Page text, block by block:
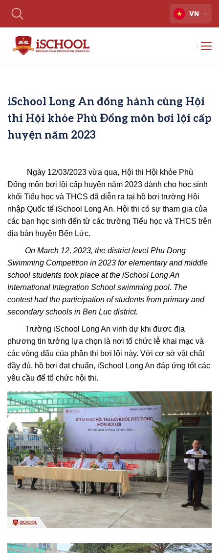
VN
iSchool Long An đồng hành cùng Hội
thi Hội khỏe Phù Đổng môn bơi lội cấp
huyện năm 2023
Ngày 12/03/2023 vừa qua, Hội thi Hội khỏe Phù
Đổng môn bơi lội cấp huyện năm 2023 dành cho học sinh
khối Tiểu học và THCS đã diễn ra tại hồ bơi trường Hội
nhập Quốc tế iSchool Long An. Hội thi có sự tham gia của
các bạn học sinh đến từ các trường Tiểu học và THCS trên
địa bàn huyện Bến Lức.
On March 12, 2023, the district level Phu Dong
Swimming Competition in 2023 for elementary and middle
school students took place at the iSchool Long An
International Integration School swimming pool. The
contest had the participation of students from primary and
secondary schools in Ben Luc district.
Trường iSchool Long An vinh dự khi được địa
phương tin tưởng lựa chọn là nơi tổ chức lễ khai mạc và
các vòng đấu của phần thi bơi lội này. Với cơ sở vật chất
đầy đủ, hồ bơi đạt chuẩn, iSchool Long An đáp ứng tốt các
yêu cầu để tổ chức hội thi.